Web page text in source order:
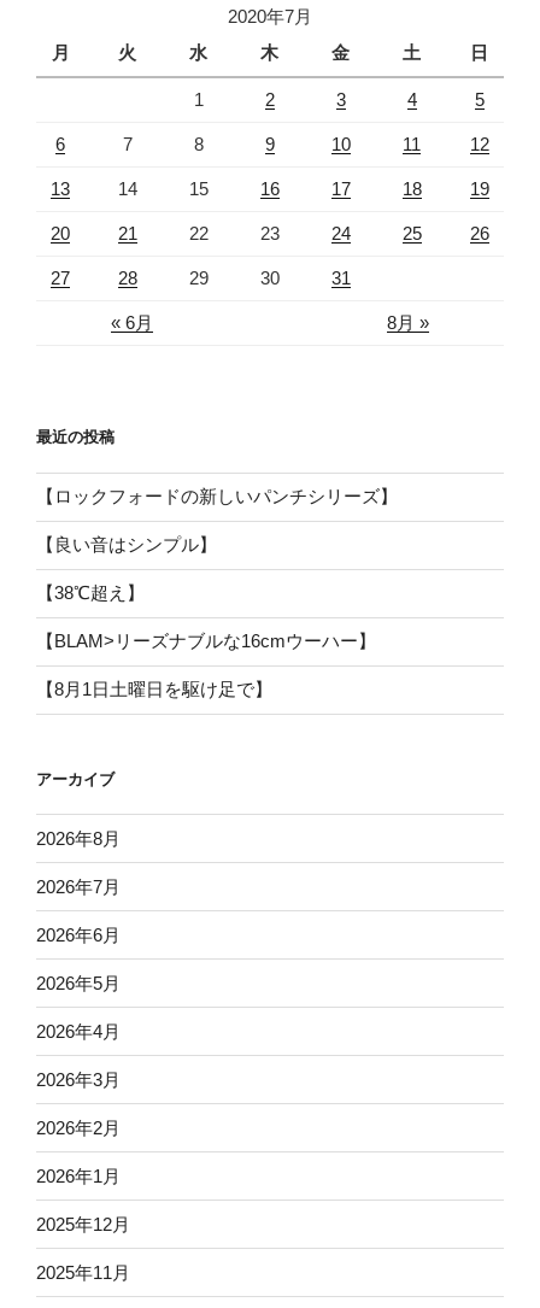
2020年7月
月
火 水 木 金 土 日
« 6月 8月 »
1 2 3 4 5
6 7 8 9 10 11 12
13 14 15 16 17 18 19
20 21 22 23 24 25 26
27 28 29 30 31
最近の投稿
【ロックフォードの新しいパンチシリーズ】
【良い音はシンプル】
【38℃超え】
【BLAM>リーズナブルな16cmウーハー】
【8月1日土曜日を駆け足で】
アーカイブ
2026年8月
2026年7月
2026年6月
2026年5月
2026年4月
2026年3月
2026年2月
2026年1月
2025年12月
2025年11月